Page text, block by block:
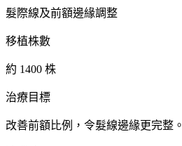
髮際線及前額邊緣調整
移植株數
約 1400 株
治療目標
改善前額比例，令髮線邊緣更完整。